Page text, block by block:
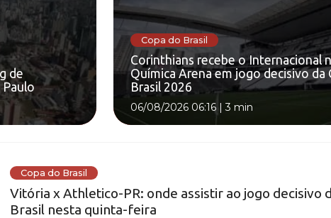
de
Paulo
Copa do Brasil
Corinthians recebe o Internacional
Química Arena em jogo decisivo da
Brasil 2026
06/08/2026 06:16 |3 min
Copa do Brasil
Vitória x Athletico-PR: onde assistir ao jogo decisivo
Brasil nesta quinta-feira